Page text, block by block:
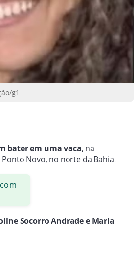
g1
bater em uma vaca, na
Novo, no norte da Bahia.
Socorro Andrade e Maria